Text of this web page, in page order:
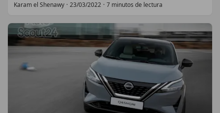
Karam el Shenawy · 23/03/2022 · 7 minutos de lectura